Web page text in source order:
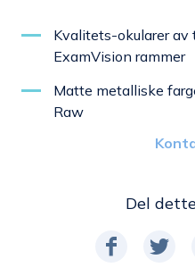
Kvalitets-okularer av
ExamVision rammer
Matte metalliske
Raw
Del